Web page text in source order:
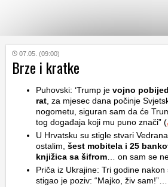
KATEGORIJE
HRVATSKI
WEB
07.05. (09:00)
Brze i kratke
Puhovski: ‘Trump je vojno
rat , za mjesec dana počinje
nogometu, siguran sam da će
tog događaja koji mu puno znači” (
U Hrvatsku su stigle stvari
ostalim, šest mobitela i 25
knjižica sa šifrom … on sam se
Priča iz Ukrajine: Tri godine
stigao je poziv: “Majko, živ